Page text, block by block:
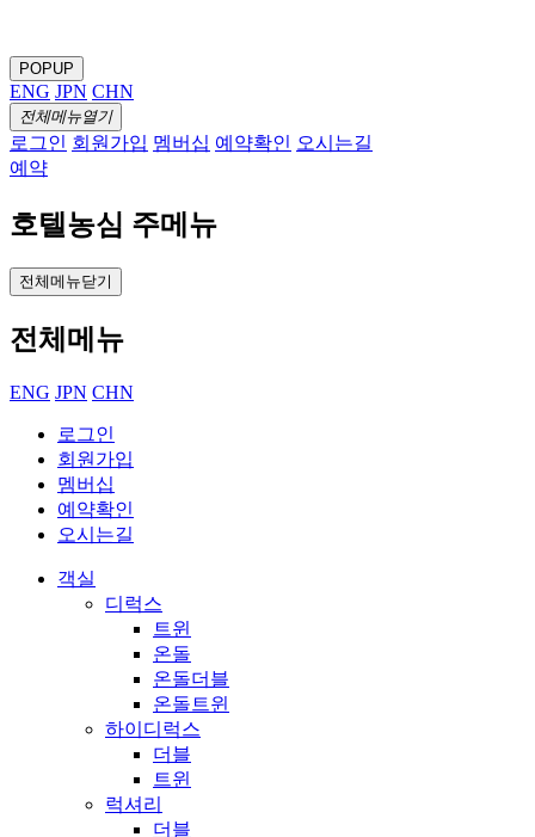
POPUP
ENG JPN CHN
전체메뉴열기
로그인 회원가입 멤버십 예약확인 오시는길
예약
호텔농심 주메뉴
전체메뉴닫기
전체메뉴
ENG JPN CHN
로그인
회원가입
멤버십
예약확인
오시는길
객실
디럭스
트윈
온돌
온돌더블
온돌트윈
하이디럭스
더블
트윈
럭셔리
더블